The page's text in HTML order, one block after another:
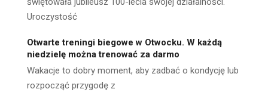
Uroczystość
Otwarte treningi biegowe w Otwocku. W każdą
niedzielę można trenować za darmo
Wakacje to dobry moment, aby zadbać o kondycję lub
rozpocząć przygodę z